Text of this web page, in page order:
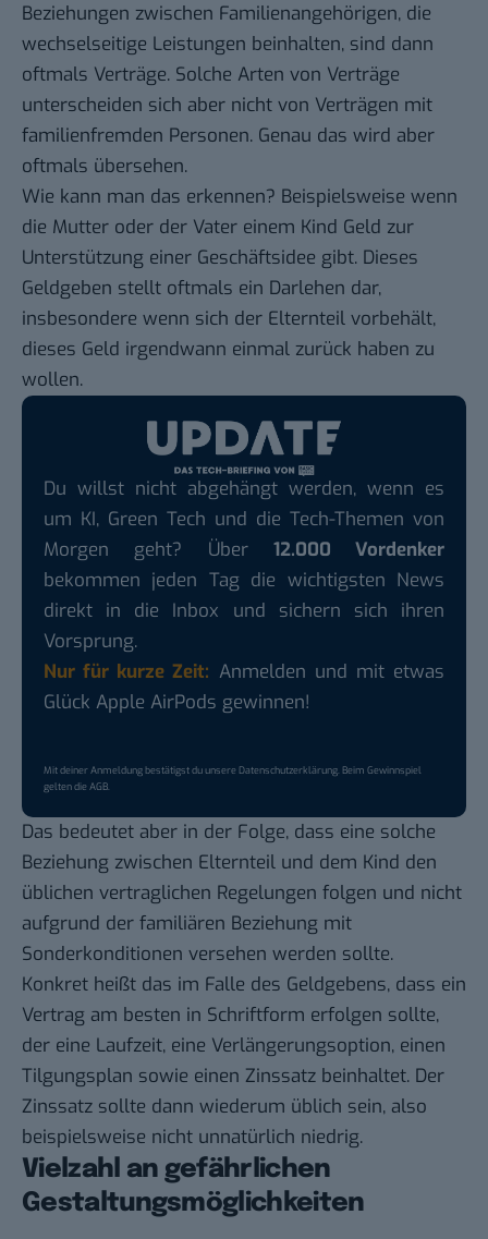
Beziehungen zwischen Familienangehörigen, die
wechselseitige Leistungen beinhalten, sind dann
oftmals Verträge. Solche Arten von Verträge
unterscheiden sich aber nicht von Verträgen mit
familienfremden Personen. Genau das wird aber
oftmals übersehen.
Wie kann man das erkennen? Beispielsweise wenn
die Mutter oder der Vater einem Kind Geld zur
Unterstützung einer Geschäftsidee gibt. Dieses
Geldgeben stellt oftmals ein Darlehen dar,
insbesondere wenn sich der Elternteil vorbehält,
dieses Geld irgendwann einmal zurück haben zu
wollen.
Du willst nicht abgehängt werden, wenn es
um KI, Green Tech und die Tech-Themen von
Morgen geht? Über 12.000 Vordenker
bekommen jeden Tag die wichtigsten News
direkt in die Inbox und sichern sich ihren
Vorsprung.
Nur für kurze Zeit: Anmelden und mit etwas
Glück Apple AirPods gewinnen!
Mit deiner Anmeldung bestätigst du unsereDatenschutzerklärung. Beim Gewinnspiel
gelten dieAGB.
Das bedeutet aber in der Folge, dass eine solche
Beziehung zwischen Elternteil und dem Kind den
üblichen vertraglichen Regelungen folgen und nicht
aufgrund der familiären Beziehung mit
Sonderkonditionen versehen werden sollte.
Konkret heißt das im Falle des Geldgebens, dass ein
Vertrag am besten in Schriftform erfolgen sollte,
der eine Laufzeit, eine Verlängerungsoption, einen
Tilgungsplan sowie einen Zinssatz beinhaltet. Der
Zinssatz sollte dann wiederum üblich sein, also
beispielsweise nicht unnatürlich niedrig.
Vielzahl an gefährlichen
Gestaltungsmöglichkeiten